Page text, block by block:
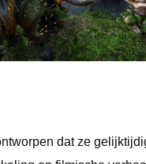
dat ze